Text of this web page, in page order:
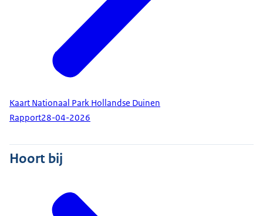
Kaart Nationaal Park Hollandse Duinen
Rapport28-04-2026
Hoort bij